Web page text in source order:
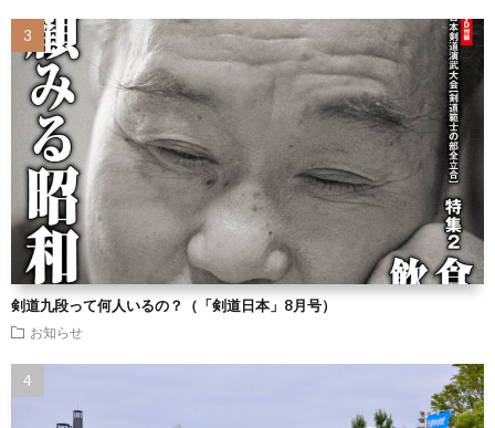
剣道九段って何人いるの？（「剣道日本」8月号）
お知らせ